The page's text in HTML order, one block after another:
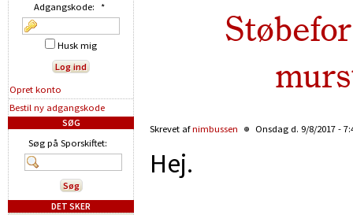
Skrevet afnimbussen Onsdag d. 9/8/2017 -
Hej.
Adgangskode: *
Husk mig
Opret konto
Bestil ny adgangskode
SØG
Søg på Sporskiftet:
DET SKER